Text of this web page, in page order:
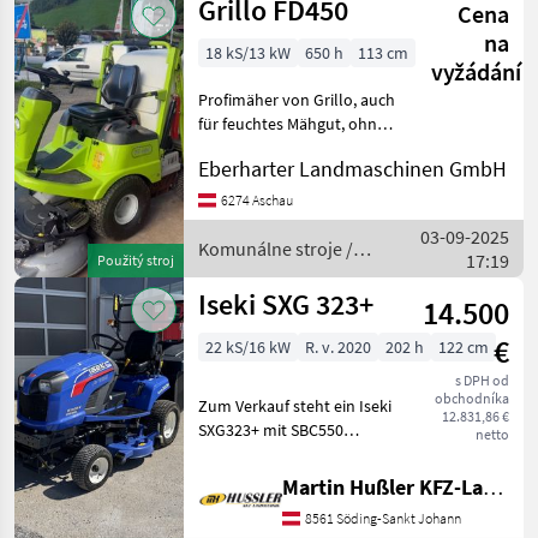
Husqvarna
Použitý stroj
Grillo FD450
Cena
na
vyžádání
18 kS/13 kW 650 h 113 cm
Profimäher von Grillo, auch
für feuchtes Mähgut, ohne
Schnitthöhenverstellung,
Hoch Entlehrung
hydraulisch 170cm, Korb
Volumen 450ltr, Diff Sperr
Eberharter Landmaschinen GmbH
6274 Aschau
Komunálne stroje /
Grillo
03-09-2025
17:19
Iseki SXG 323+
14.500
€
s DPH od
obchodníka
12.831,86 €
netto
22 kS/16 kW R. v. 2020 202 h 122 cm
Zum Verkauf steht ein Iseki
SXG323+ mit SBC550
Betriebsstunden - 3
Zylinder Dieselmotor Stage
V - Leistung 22PS / 15kW bei
Martin Hußler KFZ-Landtechnik
8561 Söding-Sankt Johann